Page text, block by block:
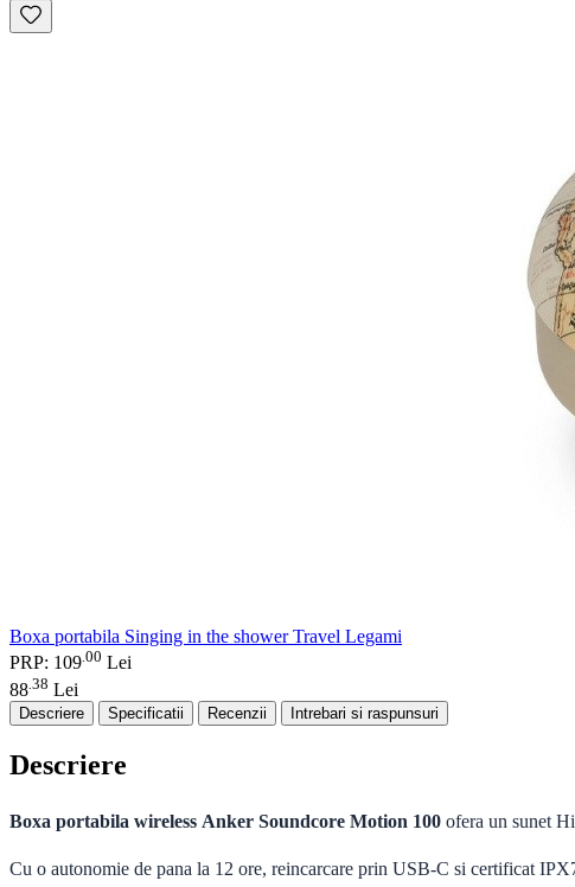
Boxa portabila Singing in the shower Travel Legami
PRP: 109 00 Lei
88 38 Lei
Descriere Specificatii Recenzii Intrebari si raspunsuri
Descriere
Boxa portabila wireless Anker Soundcore Motion 100 ofera un sunet
Cu o autonomie de pana la 12 ore, reincarcare prin USB-C si certificat